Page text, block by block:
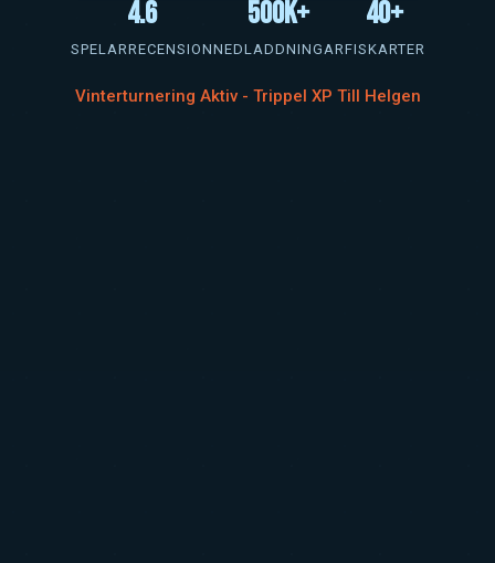
4.6
SPELARRECENSION
500K+
NEDLADDNINGAR
40+
FISKARTER
Vinterturnering Aktiv - Trippel XP Till Helgen